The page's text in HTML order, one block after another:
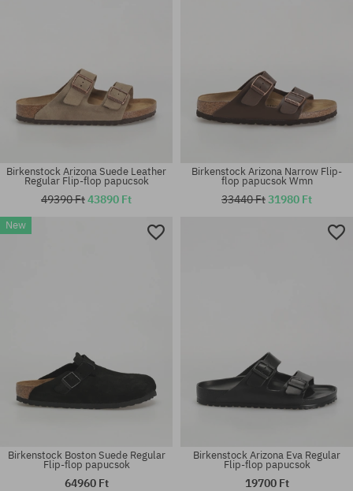
Elérhető méretek:
Birkenstock Arizona Suede Leather
Regular Flip-flop papucsok
49390 Ft43890 Ft
Birkenstock Arizona Narrow Flip-
flop papucsok Wmn
33440 Ft31980 Ft
New
Birkenstock Boston Suede Regular
Flip-flop papucsok
64960 Ft
Birkenstock Arizona Eva Regular
Flip-flop papucsok
19700 Ft